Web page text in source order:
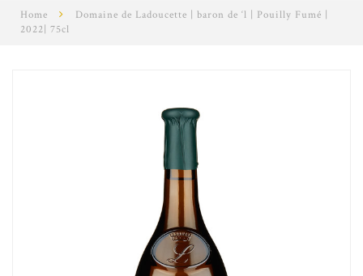
Home
Domaine de Ladoucette | baron de ‘l | Pouilly Fumé |
2022| 75cl